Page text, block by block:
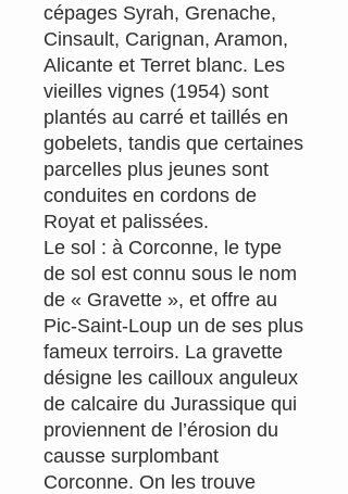
cépages Syrah, Grenache,
Cinsault, Carignan, Aramon,
Alicante et Terret blanc. Les
vieilles vignes (1954) sont
plantés au carré et taillés en
gobelets, tandis que certaines
parcelles plus jeunes sont
conduites en cordons de
Royat et palissées.
Le sol : à Corconne, le type
de sol est connu sous le nom
de « Gravette », et offre au
Pic-Saint-Loup un de ses plus
fameux terroirs. La gravette
désigne les cailloux anguleux
de calcaire du Jurassique qui
proviennent de l’érosion du
causse surplombant
Corconne. On les trouve